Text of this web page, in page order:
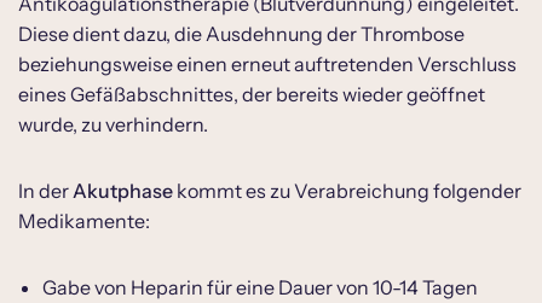
Diese dient dazu, die Ausdehnung der Thrombose
beziehungsweise einen erneut auftretenden Verschluss
eines Gefäßabschnittes, der bereits wieder geöffnet
wurde, zu verhindern.
In derAkutphase kommt es zu Verabreichung folgender
Medikamente:
Gabe von Heparin für eine Dauer von 10-14 Tagen